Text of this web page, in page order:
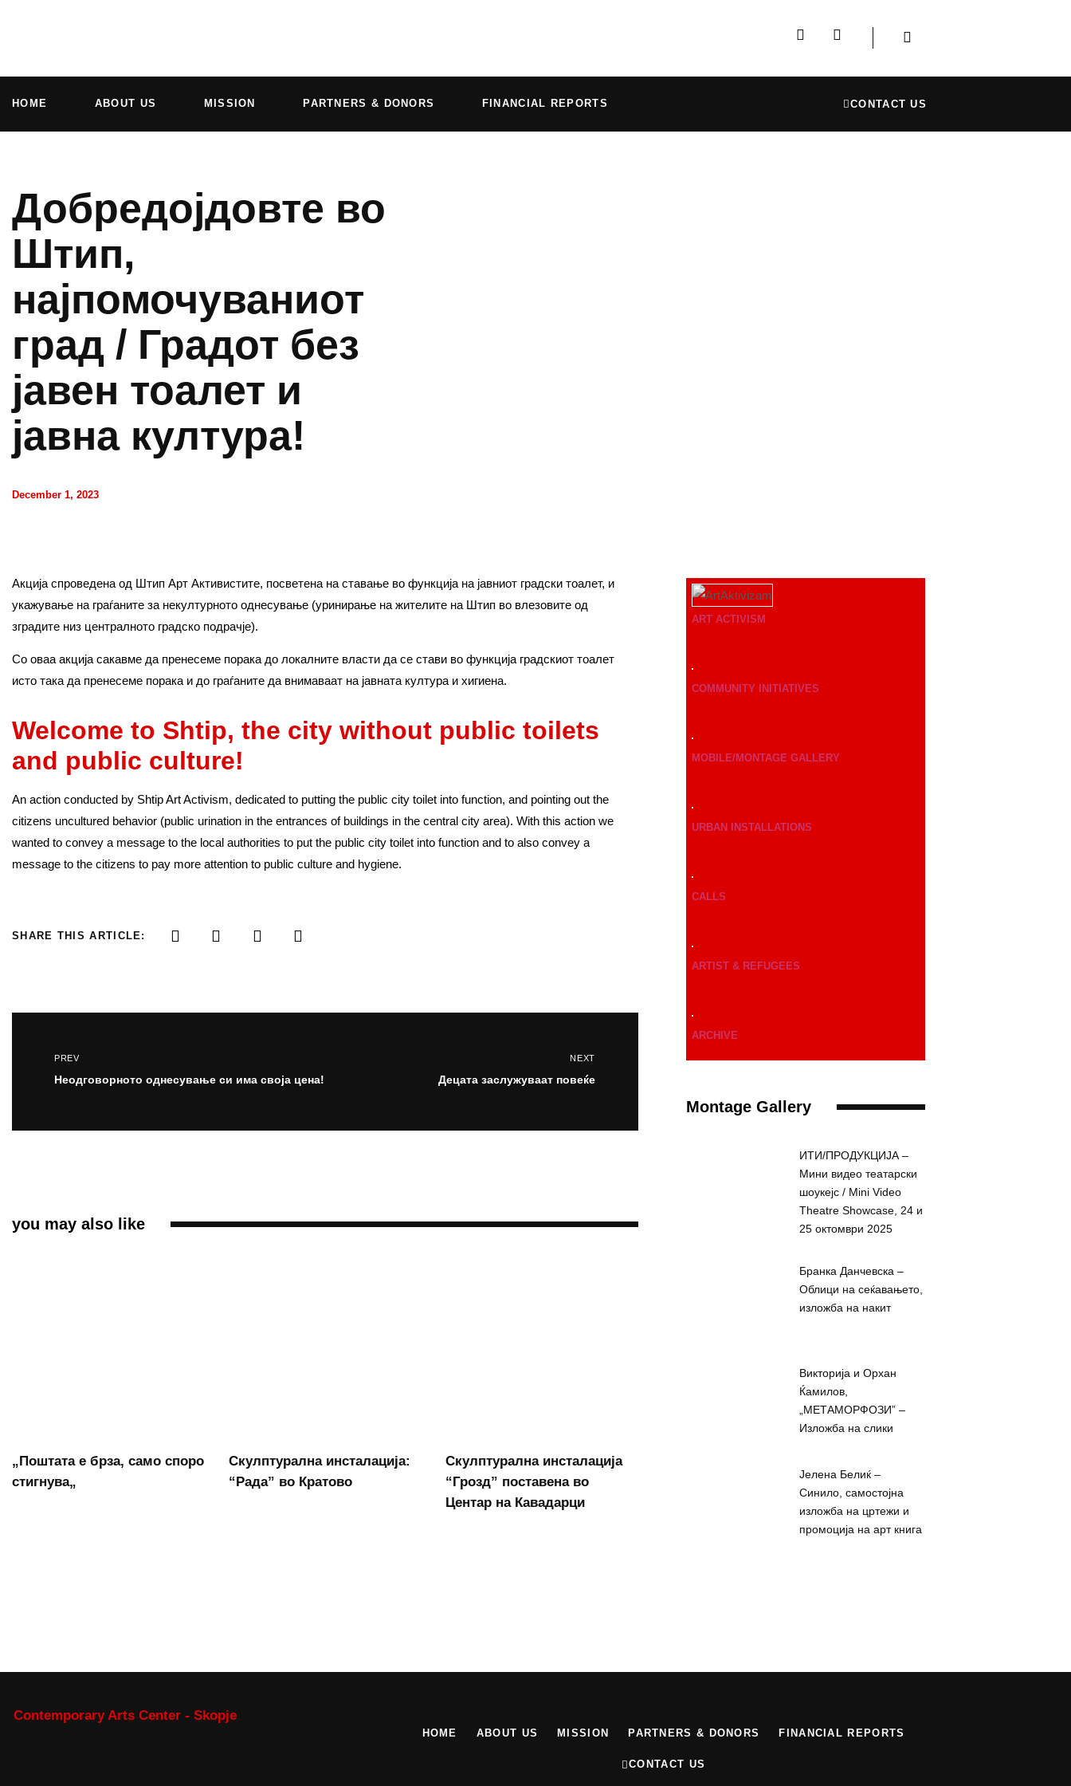
HOME ABOUT US MISSION PARTNERS & DONORS FINANCIAL REPORTS CONTACT US
Добредојдовте во
Штип,
најпомочуваниот
град / Градот без
јавен тоалет и
јавна култура!
December 1, 2023
Акција спроведена од Штип Арт Активистите, посветена на ставање во функција на јавниот градски тоалет, и
укажување на граѓаните за некултурното однесување (уринирање на жителите на Штип во влезовите од
зградите низ централното градско подрачје).
Со оваа акција сакавме да пренесеме порака до локалните власти да се стави во функција градскиот тоалет
исто така да пренесеме порака и до граѓаните да внимаваат на јавната култура и хигиена.
Welcome to Shtip, the city without public toilets
and public culture!
An action conducted by Shtip Art Activism, dedicated to putting the public city toilet into function, and pointing out the
citizens uncultured behavior (public urination in the entrances of buildings in the central city area). With this action we
wanted to convey a message to the local authorities to put the public city toilet into function and to also convey a
message to the citizens to pay more attention to public culture and hygiene.
SHARE THIS ARTICLE:
PREV
Неодговорното однесување си има своја цена!
NEXT
Децата заслужуваат повеќе
you may also like
„Поштата е брза, само споро
стигнува„
Скулптурална инсталација:
“Рада” во Кратово
Скулптурална инсталација
“Грозд” поставена во
Центар на Кавадарци
ART ACTIVISM
COMMUNITY INITIATIVES
MOBILE/MONTAGE GALLERY
URBAN INSTALLATIONS
CALLS
ARTIST & REFUGEES
ARCHIVE
Montage Gallery
ИТИ/ПРОДУКЦИЈА –
Мини видео театарски
шоукејс / Mini Video
Theatre Showcase, 24 и
25 октомври 2025
Бранка Данчевска –
Облици на сеќавањето,
изложба на накит
Викторија и Орхан
Ќамилов,
„МЕТАМОРФОЗИ” –
Изложба на слики
Јелена Белиќ –
Синило, самостојна
изложба на цртежи и
промоција на арт книга
Contemporary Arts Center - Skopje
HOME ABOUT US MISSION PARTNERS & DONORS FINANCIAL REPORTS
CONTACT US